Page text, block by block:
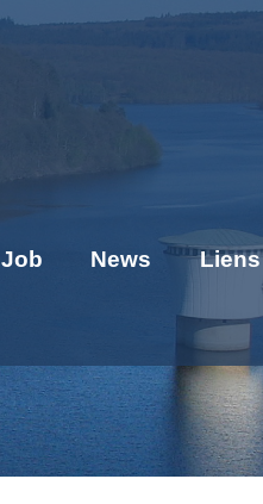
Job News Liens